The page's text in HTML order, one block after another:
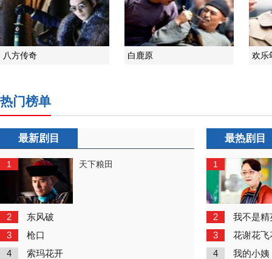
八方传奇 白鹿原 欢乐
热门榜单
最新剧目
1 天下粮田
2 东风破
3 枪口
4 索玛花开
最热剧目
1
2 我不是精
3 花谢花飞
4 我的小姨